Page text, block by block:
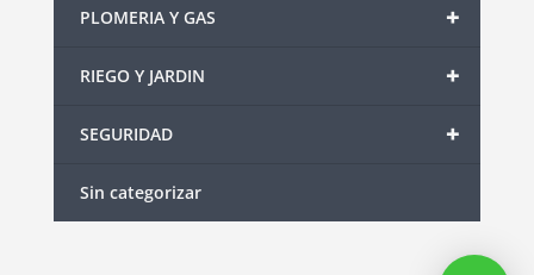
+
PLOMERIA Y GAS
+
RIEGO Y JARDIN
+
SEGURIDAD
Sin categorizar